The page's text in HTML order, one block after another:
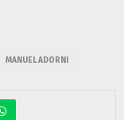
MANUEL ADORNI